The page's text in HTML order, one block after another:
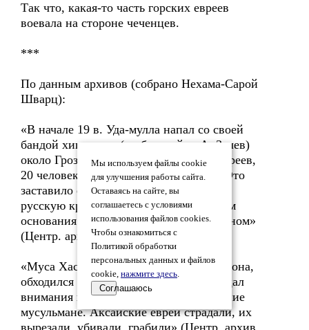
Так что, какая-то часть горских евреев
воевала на стороне чеченцев.
***
По данным архивов (собрано Нехама-Сарой
Шварц):
«В начале 19 в. Уда-мулла напал со своей
бандой хищников (грабителей. – А. Зелев)
около Грозного, ограбил имущество евреев,
20 человек убил, многих взял в плен. Это
заставило евреев бежать в Грозный, в
русскую крепость и послужило началом
основания еврейской общины в г. Грозном»
(Центр. архив 1877).
«Муса Хасай, один из князей этого района,
обходился с евреями жестоко, не обращал
внимания на то, что их убивали соседние
мусульмане. Аксайские евреи страдали, их
вырезали, убивали, грабили» (Центр. архив
Мы используем файлы cookie
для улучшения работы сайта.
Оставаясь на сайте, вы
соглашаетесь с условиями
использования файлов cookies.
Чтобы ознакомиться с
Политикой обработки
персональных данных и файлов
cookie, нажмите здесь.
Соглашаюсь